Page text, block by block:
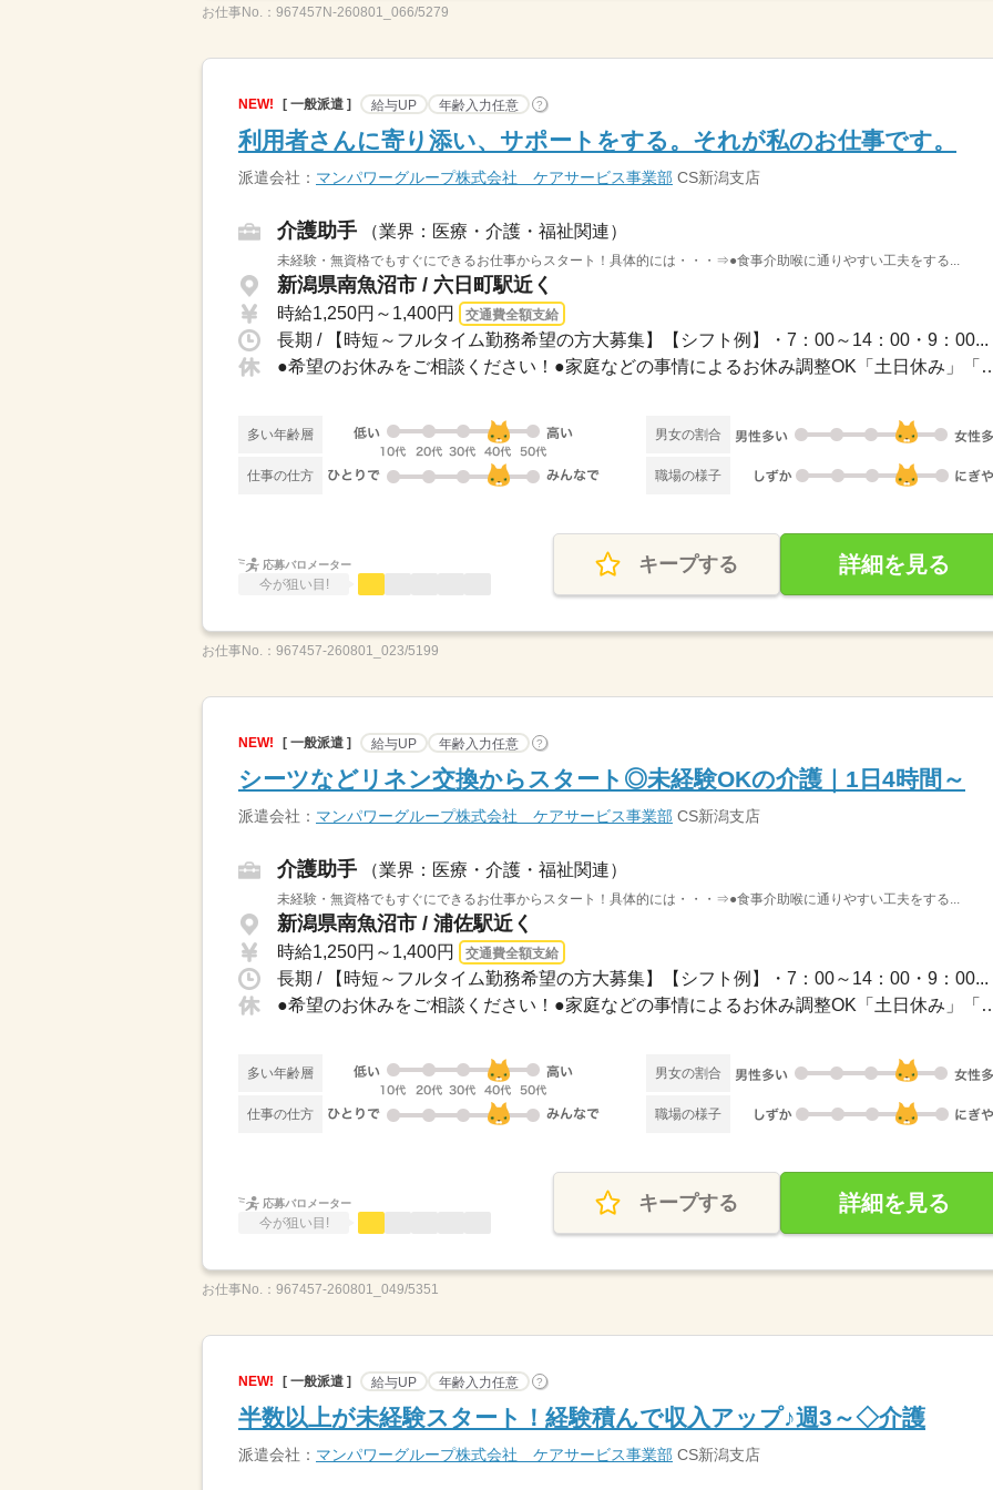
お仕事No.： 967457N-260801_066/5279
NEW! [ 一般派遣 ] 給与UP 年齢入力任意 ?
利用者さんに寄り添い、サポートをする。それが私のお仕事です。
派遣会社： マンパワーグループ株式会社 ケアサービス事業部 CS新潟支店
介護助手 （業界：医療・介護・福祉関連）
未経験・無資格でもすぐにできるお仕事からスタート！具体的には・・・⇒●食事介助喉に通りやすい工夫をする...
新潟県南魚沼市 / 六日町駅近く
時給1,250円～1,400円 交通費全額支給
長期 / 【時短～フルタイム勤務希望の方大募集】【シフト例】・7：00～14：00・9：00...
●希望のお休みをご相談ください！●家庭
多い年齢層 男女の割合
仕事の仕方 職場の様子
応募バロメーター
今が狙い目!
キープする 詳細を見る
お仕事No.： 967457-260801_023/5199
NEW! [ 一般派遣 ] 給与UP 年齢入力任意 ?
シーツなどリネン交換からスタート◎未経験OKの介護｜1日4時間～
派遣会社： マンパワーグループ株式会社 ケアサービス事業部 CS新潟支店
介護助手 （業界：医療・介護・福祉関連）
未経験・無資格でもすぐにできるお仕事からスタート！具体的には・・・⇒●食事介助喉に通りやすい工夫をする...
新潟県南魚沼市 / 浦佐駅近く
時給1,250円～1,400円 交通費全額支給
長期 / 【時短～フルタイム勤務希望の方大募集】【シフト例】・7：00～14：00・9：00...
●希望のお休みをご相談ください！●家庭
多い年齢層 男女の割合
仕事の仕方 職場の様子
応募バロメーター
今が狙い目!
キープする 詳細を見る
お仕事No.： 967457-260801_049/5351
NEW! [ 一般派遣 ] 給与UP 年齢入力任意 ?
半数以上が未経験スタート！経験積んで収入アップ♪週3～◇介護
派遣会社： マンパワーグループ株式会社 ケアサービス事業部 CS新潟支店